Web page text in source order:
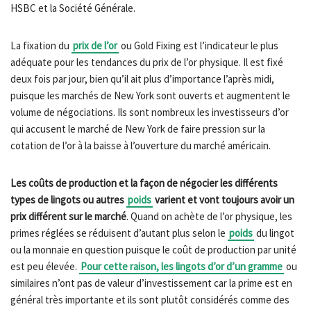
HSBC et la Société Générale.
La fixation du prix de l’or ou Gold Fixing est l’indicateur le plus
adéquate pour les tendances du prix de l’or physique. Il est fixé
deux fois par jour, bien qu’il ait plus d’importance l’après midi,
puisque les marchés de New York sont ouverts et augmentent le
volume de négociations. Ils sont nombreux les investisseurs d’or
qui accusent le marché de New York de faire pression sur la
cotation de l’or à la baisse à l’ouverture du marché américain.
Les coûts de production et la façon de négocier les différents
types de lingots ou autres poids varient et vont toujours avoir un
prix différent sur le marché. Quand on achète de l’or physique, les
primes réglées se réduisent d’autant plus selon le poids du lingot
ou la monnaie en question puisque le coût de production par unité
est peu élevée. Pour cette raison, les lingots d’or d’un gramme ou
similaires n’ont pas de valeur d’investissement car la prime est en
général très importante et ils sont plutôt considérés comme des